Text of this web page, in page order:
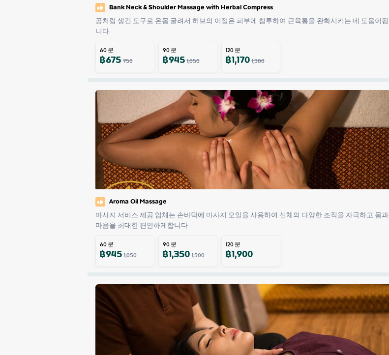
Bank Neck & Shoulder Massage with Herbal Compress
공처럼 생긴 도구로 온몸 굴려서 허브의 이점은 피부에 침투하여 근육통을 완화시키는 데 도움이됩
니다.
60분
฿675750
90분
฿9451,050
120분
฿1,1701,300
Aroma Oil Massage
마사지 서비스 제공 업체는 손바닥에 마사지 오일을 사용하여 신체의 다양한 조직을 자극하고 몸과
마음을 최대한 편안하게합니다
60분
฿9451,050
90분
฿1,3501,500
120분
฿1,900